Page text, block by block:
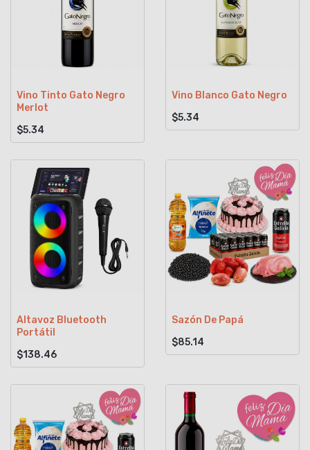
Vino Tinto Gato Negro
Merlot
$5.34
Vino Blanco Gato Negro
$5.34
Altavoz Bluetooth
Portátil
$138.46
Sazón De Papá
$85.14